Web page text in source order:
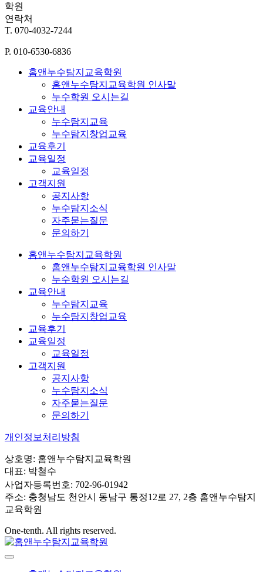
학원
연락처
T. 070-4032-7244
P. 010-6530-6836
홈앤누수탐지교육학원
홈앤누수탐지교육학원 인사말
누수학원 오시는길
교육안내
누수탐지교육
누수탐지창업교육
교육후기
교육일정
교육일정
고객지원
공지사항
누수탐지소식
자주묻는질문
문의하기
홈앤누수탐지교육학원
홈앤누수탐지교육학원 인사말
누수학원 오시는길
교육안내
누수탐지교육
누수탐지창업교육
교육후기
교육일정
교육일정
고객지원
공지사항
누수탐지소식
자주묻는질문
문의하기
개인정보처리방침
상호명: 홈앤누수탐지교육학원
대표: 박철수
사업자등록번호: 702-96-01942
주소: 충청남도 천안시 동남구 통정12로 27, 2층 홈앤누수탐지
교육학원
One-tenth. All rights reserved.